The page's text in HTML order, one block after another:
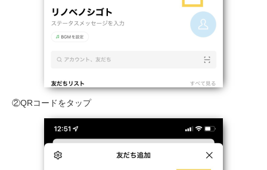
②QRコードをタップ